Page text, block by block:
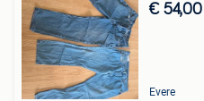
€ 54,00
Evere